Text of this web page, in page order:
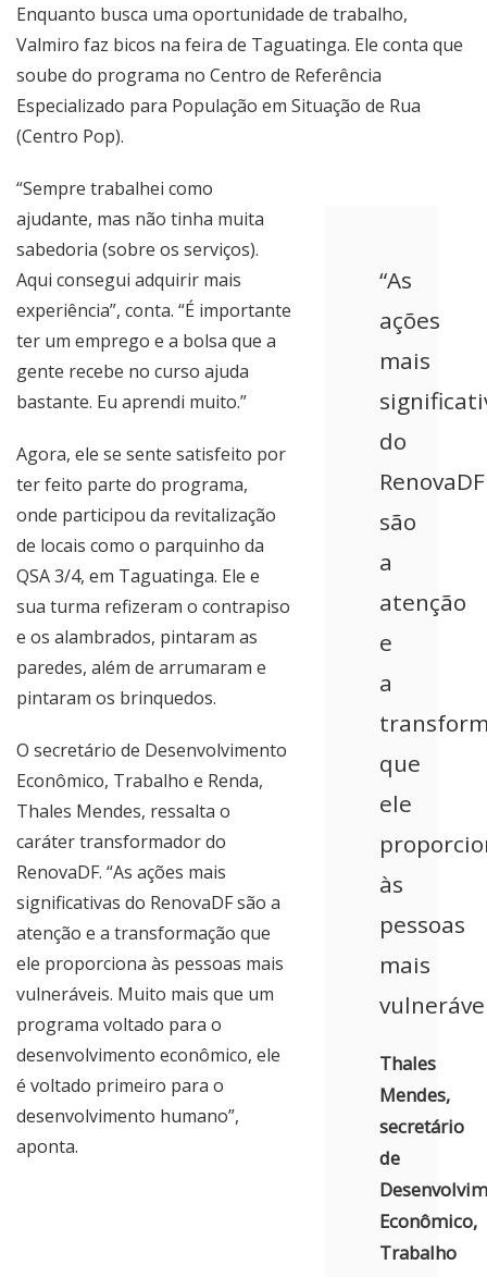
Enquanto busca uma oportunidade de trabalho,
Valmiro faz bicos na feira de Taguatinga. Ele conta que
soube do programa no Centro de Referência
Especializado para População em Situação de Rua
(Centro Pop).
“As
ações
mais
do
RenovaDF
são
a
atenção
e
a
que
ele
às
pessoas
mais
Thales
Mendes,
secretário
de
Econômico,
Trabalho
“Sempre trabalhei como
ajudante, mas não tinha muita
sabedoria (sobre os serviços).
Aqui consegui adquirir mais
experiência”, conta. “É importante
ter um emprego e a bolsa que a
gente recebe no curso ajuda
bastante. Eu aprendi muito.”
Agora, ele se sente satisfeito por
ter feito parte do programa,
onde participou da revitalização
de locais como o parquinho da
QSA 3/4, em Taguatinga. Ele e
sua turma refizeram o contrapiso
e os alambrados, pintaram as
paredes, além de arrumaram e
pintaram os brinquedos.
O secretário de Desenvolvimento
Econômico, Trabalho e Renda,
Thales Mendes, ressalta o
caráter transformador do
RenovaDF. “As ações mais
significativas do RenovaDF são a
atenção e a transformação que
ele proporciona às pessoas mais
vulneráveis. Muito mais que um
programa voltado para o
desenvolvimento econômico, ele
é voltado primeiro para o
desenvolvimento humano”,
aponta.